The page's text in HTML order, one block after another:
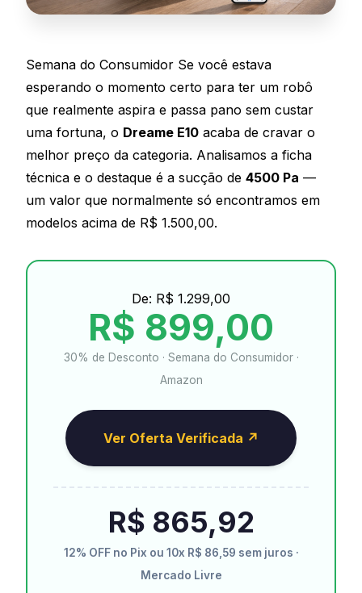
Semana do Consumidor Se você estava
esperando o momento certo para ter um robô
que realmente aspira e passa pano sem custar
uma fortuna, o Dreame E10 acaba de cravar o
melhor preço da categoria. Analisamos a ficha
técnica e o destaque é a sucção de 4500 Pa —
um valor que normalmente só encontramos em
modelos acima de R$ 1.500,00.
De: R$ 1.299,00
R$ 899,00
30% de Desconto · Semana do Consumidor ·
Amazon
Ver Oferta Verificada ↗
R$ 865,92
12% OFF no Pix ou 10x R$ 86,59 sem juros ·
Mercado Livre